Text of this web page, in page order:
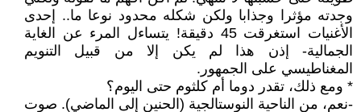
وجدته مؤثرا وجذابا ولكن شكله محدود نوعا ما.. إحدى
الأغنيات استغرقت 45 دقيقة! يتساءل المرء عن الغاية
الجمالية- إذن هذا لم يكن إلا من قبيل التنويم
المغناطيسي على الجمهور.
* ومع ذلك، تقدر دوما أم كلثوم حتى اليوم؟
-نعم، من الناحية النوستالجية (الحنين إلى الماضي). صوت